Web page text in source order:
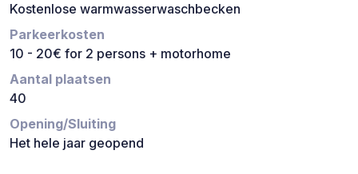
Kostenlose warmwasserwaschbecken
Parkeerkosten
10 - 20€ for 2 persons + motorhome
Aantal plaatsen
40
Opening/Sluiting
Het hele jaar geopend